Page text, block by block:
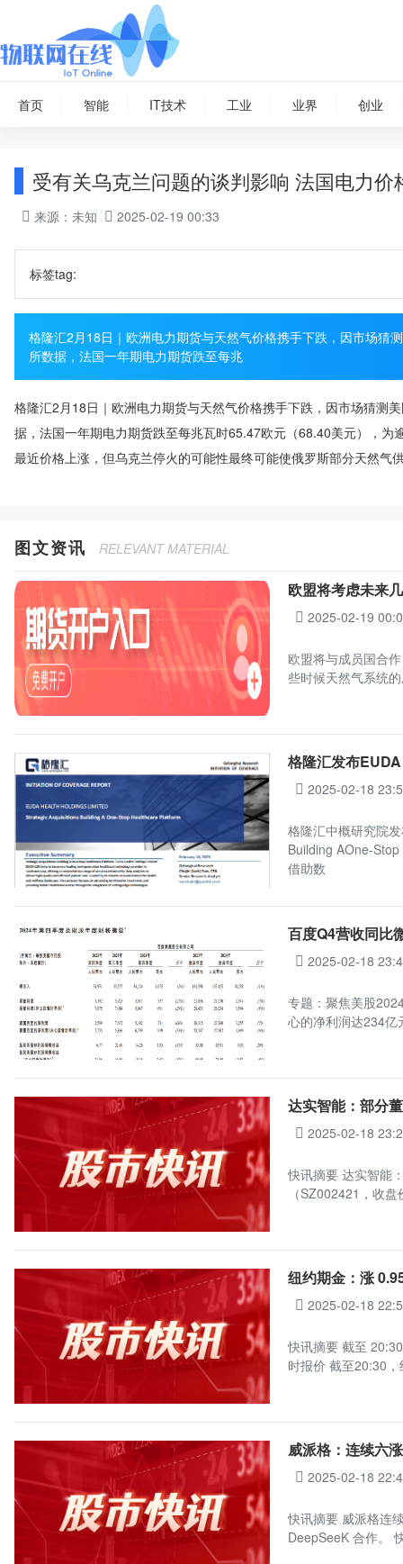
首页 智能 IT技术 工业 业界 创业
受有关乌克兰问题的谈判影响 法国电力
来源：未知 2025-02-19 00:33
标签tag:
格隆汇2月18日｜欧洲电力期货与天然气价格携手下跌，因市场猜
所数据，法国一年期电力期货跌至每兆
格隆汇2月18日｜欧洲电力期货与天然气价格携手下跌，因市场猜测
据，法国一年期电力期货跌至每兆瓦时65.47欧元（68.40美元），
最近价格上涨，但乌克兰停火的可能性最终可能使俄罗斯部分天然气
图文资讯 RELEVANT MATERIAL
欧盟将考虑未来
2025-02-19
欧盟将与成员国合
些时候天然气系统
格隆汇发布
2025-02-18
格隆汇中概研究院
Building AOne-
借助数
百度Q4营收同比
2025-02-18
专题：聚焦美股
心的净利润达234
达实智能：部分
2025-02-18
快讯摘要 达实智能
（SZ002421，收
纽约期金：涨
2025-02-18
快讯摘要 截至
时报价 截至20:30
威派格：连续六
2025-02-18
快讯摘要 威派格连
DeepSeeK 合作。